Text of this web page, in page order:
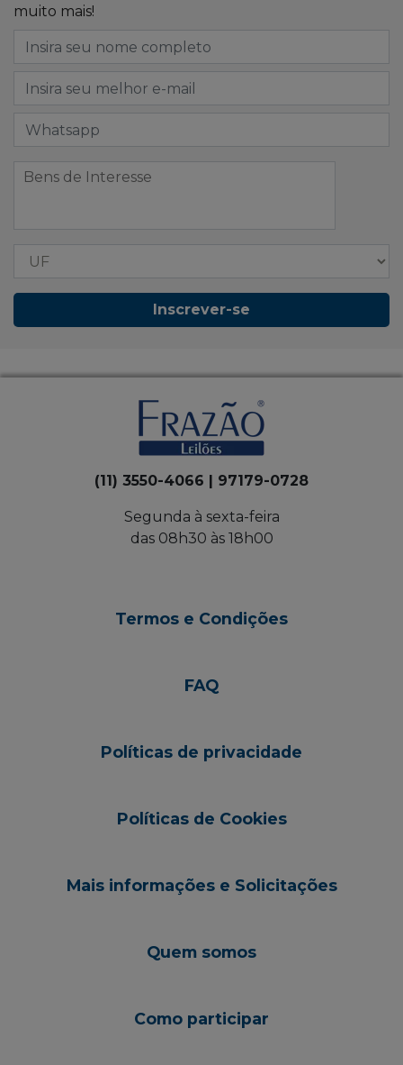
muito mais!
Inscrever-se
(11) 3550-4066 | 97179-0728
Segunda à sexta-feira
das 08h30 às 18h00
Termos e Condições
FAQ
Políticas de privacidade
Políticas de Cookies
Mais informações e Solicitações
Quem somos
Como participar